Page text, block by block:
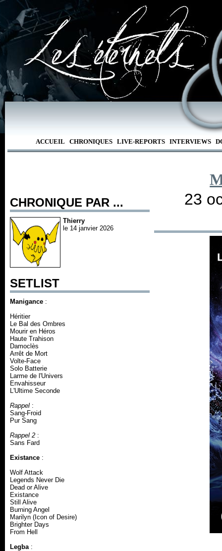
ACCUEIL CHRONIQUES LIVE-REPORTS INTERVIEWS
CHRONIQUE PAR ...
Thierry
le 14 janvier 2026
SETLIST
Manigance :
Héritier
Le Bal des Ombres
Mourir en Héros
Haute Trahison
Damoclès
Arrêt de Mort
Volte-Face
Solo Batterie
Larme de l'Univers
Envahisseur
L'Ultime Seconde
Rappel :
Sang-Froid
Pur Sang
Rappel 2 :
Sans Fard
Existance :
Wolf Attack
Legends Never Die
Dead or Alive
Existance
Still Alive
Burning Angel
Marilyn (Icon of Desire)
Brighter Days
From Hell
Legba:
23